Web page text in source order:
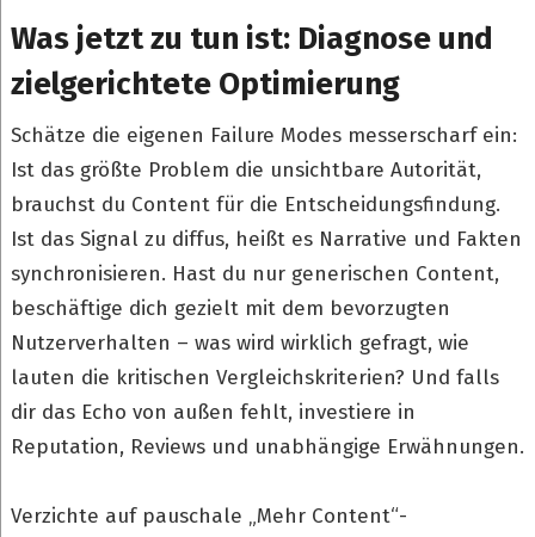
Was jetzt zu tun ist: Diagnose und
zielgerichtete Optimierung
Schätze die eigenen Failure Modes messerscharf ein:
Ist das größte Problem die unsichtbare Autorität,
brauchst du Content für die Entscheidungsfindung.
Ist das Signal zu diffus, heißt es Narrative und Fakten
synchronisieren. Hast du nur generischen Content,
beschäftige dich gezielt mit dem bevorzugten
Nutzerverhalten – was wird wirklich gefragt, wie
lauten die kritischen Vergleichskriterien? Und falls
dir das Echo von außen fehlt, investiere in
Reputation, Reviews und unabhängige Erwähnungen.
Verzichte auf pauschale „Mehr Content“-